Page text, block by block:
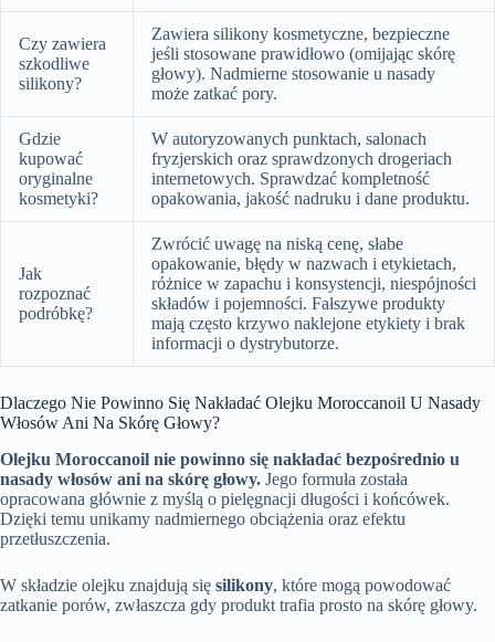
Czy zawiera
szkodliwe
silikony?
Zawiera silikony kosmetyczne, bezpieczne
jeśli stosowane prawidłowo (omijając skórę
głowy). Nadmierne stosowanie u nasady
może zatkać pory.
Gdzie
kupować
oryginalne
kosmetyki?
W autoryzowanych punktach, salonach
fryzjerskich oraz sprawdzonych drogeriach
internetowych. Sprawdzać kompletność
opakowania, jakość nadruku i dane produktu.
Jak
rozpoznać
podróbkę?
Zwrócić uwagę na niską cenę, słabe
opakowanie, błędy w nazwach i etykietach,
różnice w zapachu i konsystencji, niespójności
składów i pojemności. Fałszywe produkty
mają często krzywo naklejone etykiety i brak
informacji o dystrybutorze.
Dlaczego Nie Powinno Się Nakładać Olejku Moroccanoil U Nasady
Włosów Ani Na Skórę Głowy?
Olejku Moroccanoil nie powinno się nakładać bezpośrednio u
nasady włosów ani na skórę głowy. Jego formuła została
opracowana głównie z myślą o pielęgnacji długości i końcówek.
Dzięki temu unikamy nadmiernego obciążenia oraz efektu
przetłuszczenia.
W składzie olejku znajdują się silikony, które mogą powodować
zatkanie porów, zwłaszcza gdy produkt trafia prosto na skórę głowy.